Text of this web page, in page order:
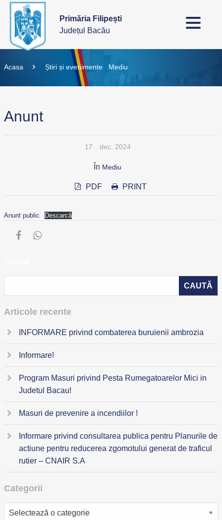
Primăria Filipești
Județul Bacău
Acasa Știri și evenimente Mediu
Anunt
17 dec. 2024
În Mediu
PDF PRINT
Anunt public Descarcă
Articole recente
INFORMARE privind combaterea buruienii ambrozia
Informare!
Program Masuri privind Pesta Rumegatoarelor Mici in
Judetul Bacau!
Masuri de prevenire a incendiilor !
Informare privind consultarea publica pentru Planurile de
actiune pentru reducerea zgomotului generat de traficul
rutier – CNAIR S.A
Categorii
Categorii